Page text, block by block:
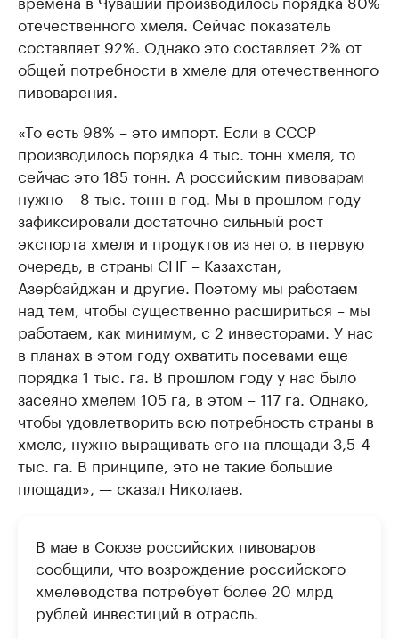
отечественного хмеля. Сейчас показатель
составляет 92%. Однако это составляет 2% от
общей потребности в хмеле для отечественного
пивоварения.
«То есть 98% – это импорт. Если в СССР
производилось порядка 4 тыс. тонн хмеля, то
сейчас это 185 тонн. А российским пивоварам
нужно – 8 тыс. тонн в год. Мы в прошлом году
зафиксировали достаточно сильный рост
экспорта хмеля и продуктов из него, в первую
очередь, в страны СНГ – Казахстан,
Азербайджан и другие. Поэтому мы работаем
над тем, чтобы существенно расшириться – мы
работаем, как минимум, с 2 инвесторами. У нас
в планах в этом году охватить посевами еще
порядка 1 тыс. га. В прошлом году у нас было
засеяно хмелем 105 га, в этом – 117 га. Однако,
чтобы удовлетворить всю потребность страны в
хмеле, нужно выращивать его на площади 3,5-4
тыс. га. В принципе, это не такие большие
площади», — сказал Николаев.
В мае в Союзе российских пивоваров
сообщили, что возрождение российского
хмелеводства потребует более 20 млрд
рублей инвестиций в отрасль.